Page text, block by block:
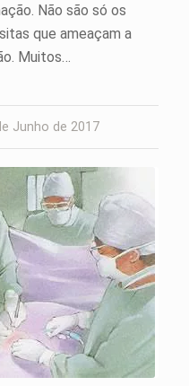
Não são só os
que ameaçam a
Muitos…
Junho de 2017